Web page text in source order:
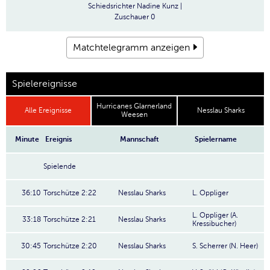
Schiedsrichter Nadine Kunz |
Zuschauer 0
Matchtelegramm anzeigen
Spielereignisse
Alle Ereignisse
Hurricanes Glarnerland
Weesen
Nesslau Sharks
Minute Ereignis Mannschaft Spielername
Spielende
36:10 Torschütze 2:22 Nesslau Sharks L. Oppliger
33:18 Torschütze 2:21 Nesslau Sharks
L. Oppliger (A.
Kressibucher)
30:45 Torschütze 2:20 Nesslau Sharks S. Scherrer (N. Heer)